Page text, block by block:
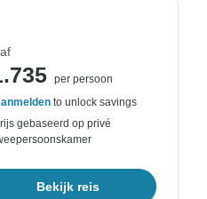
per persoon
to unlock savings
gebaseerd op privé
Bekijk reis